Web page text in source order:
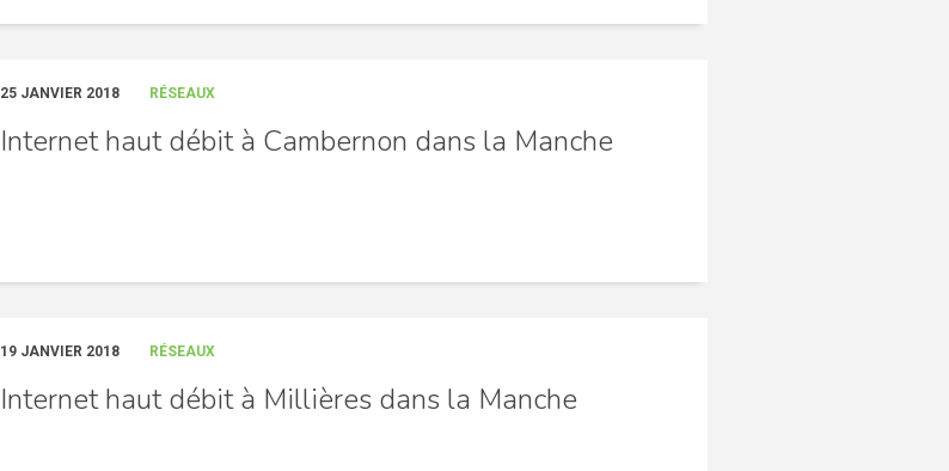
25 JANVIER 2018 RÉSEAUX
Internet haut débit à Cambernon dans la Manche
19 JANVIER 2018 RÉSEAUX
Internet haut débit à Millières dans la Manche